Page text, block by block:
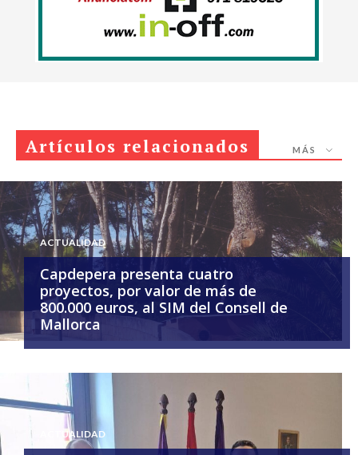
Artículos relacionados MÁS
ACTUALIDAD
Capdepera presenta cuatro
proyectos, por valor de más de
800.000 euros, al SIM del Consell de
Mallorca
ACTUALIDAD